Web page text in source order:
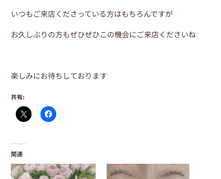
いつもご来店くださっている方はもちろんですが
お久しぶりの方もぜひぜひこの機会にご来店くださいね
楽しみにお待ちしております
共有:
関連